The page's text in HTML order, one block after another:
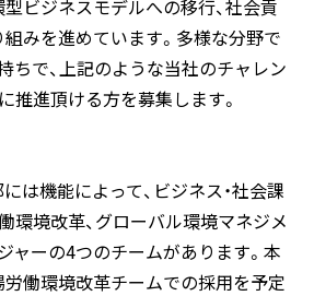
ビジネスモデルへの移行、社会貢
みを進めています。多様な分野で
ちで、上記のような当社のチャレン
推進頂ける方を募集します。
は機能によって、ビジネス・社会課
環境改革、グローバル環境マネジメ
ャーの4つのチームがあります。本
働環境改革チームでの採用を予定